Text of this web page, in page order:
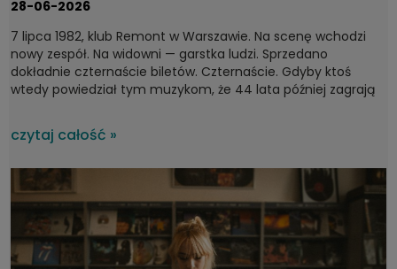
28-06-2026
7 lipca 1982, klub Remont w Warszawie. Na scenę wchodzi
nowy zespół. Na widowni — garstka ludzi. Sprzedano
dokładnie czternaście biletów. Czternaście. Gdyby ktoś
wtedy powiedział tym muzykom, że 44 lata później zagrają
by się roześmiali. A jednak. Bo Kult to jeden z tych zespołów,
który bez wątpienia można zaliczyć do fundamentów
współtworzeniu rodzimej sceny.
czytaj całość »